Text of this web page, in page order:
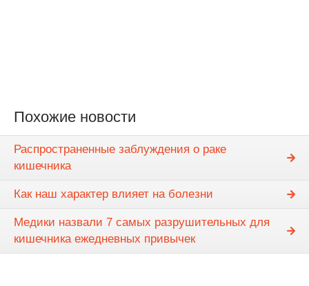
Похожие новости
Распространенные заблуждения о раке
кишечника
Как наш характер влияет на болезни
Медики назвали 7 самых разрушительных для
кишечника ежедневных привычек